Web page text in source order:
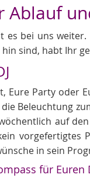
Ablauf
es bei uns
sind, habt Ihr
Eure Party oder
Beleuchtung
auf
vorgefertigtes
in sein
für Euren